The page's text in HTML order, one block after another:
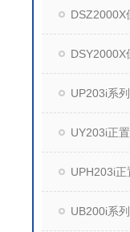
DSZ2000X
DSY2000X
UP203i系
UY203i正
UPH203i
UB200i系